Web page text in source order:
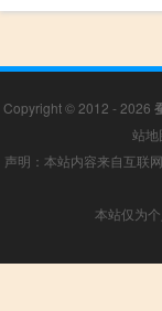
Copyright © 2012 - 2026
站地
声明：本站内容来自互联
本站仅为